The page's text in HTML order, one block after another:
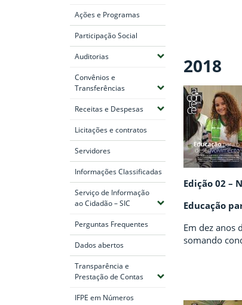
Ações e Programas
Participação Social
Auditorias(Expandir submenus)
Convênios e
Transferências(Expandir submenus)
Receitas e Despesas(Expandir submenus)
Licitações e contratos
Servidores
Informações Classificadas
Serviço de Informação
ao Cidadão – SIC (Expandir submenus)
Perguntas Frequentes
Dados abertos
Transparência e
Prestação de Contas(Expandir submenus)
IFPE em Números
2018
Edição 02 –
Educação
Em dez anos
somando